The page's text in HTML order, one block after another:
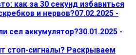
как за 30 секунд избавиться
и нервов?07.02.2025 -
сел аккумулятор?30.01.2025 -
стоп-сигналы? Раскрываем